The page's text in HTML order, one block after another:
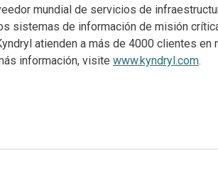
mundial de servicios de
sistemas de información de misión
atienden a más de 4000 clientes
información, visite www.kyndryl.com.